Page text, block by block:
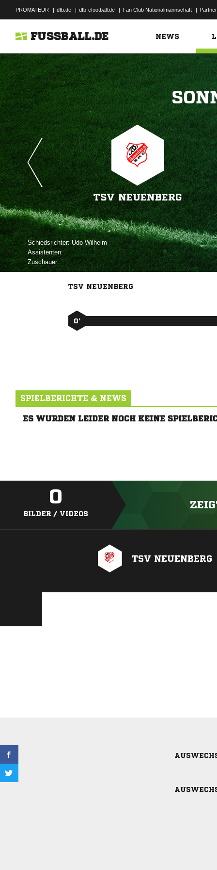
PROMATEUR | dfb.de | dfb-efootball.de | Fan Club Nationalmannschaft | Partner
FUSSBALL.DE NEWS
TSV NEUENBERG
Schiedsrichter: 
Assistenten:
Zuschauer:
TSV NEUENBERG
0’
SPIELBERICHTE & NEWS
ES WURDEN LEIDER NOCH KEINE
0
BILDER / VIDEOS
TSV NEUENBERG